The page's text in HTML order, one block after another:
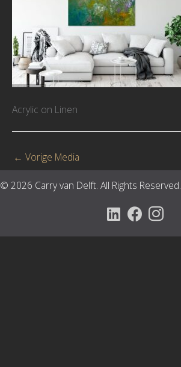
Acrylic on Linen
← Vorige Media
© 2026 Carry van Delft. All Rights Reserved.